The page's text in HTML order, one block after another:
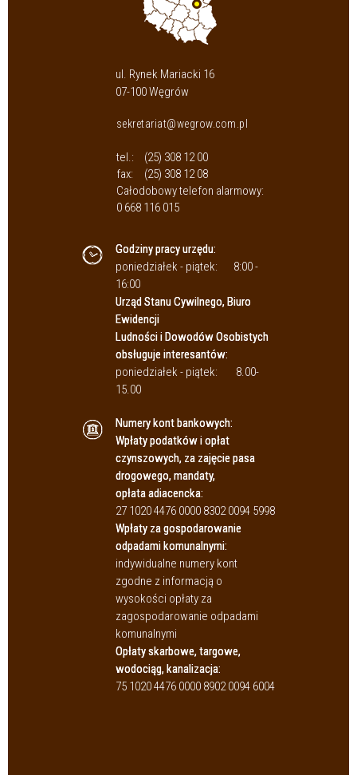
ul. Rynek Mariacki 16
07-100 Węgrów
sekretariat@wegrow.com.pl
tel.:
(25) 308 12 00
fax:
(25) 308 12 08
Całodobowy telefon alarmowy:
0 668 116 015
Godziny pracy urzędu:
poniedziałek - piątek:
8:00 -
16:00
Urząd Stanu Cywilnego, Biuro
Ewidencji
Ludności i Dowodów Osobistych
obsługuje interesantów:
poniedziałek - piątek:
8.00-
15.00
Numery kont bankowych:
Wpłaty podatków i opłat
czynszowych, za zajęcie pasa
drogowego, mandaty,
opłata adiacencka:
27 1020 4476 0000 8302 0094 5998
Wpłaty za gospodarowanie
odpadami komunalnymi:
indywidualne numery kont
zgodne z informacją o
wysokości opłaty za
zagospodarowanie odpadami
komunalnymi
Opłaty skarbowe, targowe,
wodociąg, kanalizacja:
75 1020 4476 0000 8902 0094 6004